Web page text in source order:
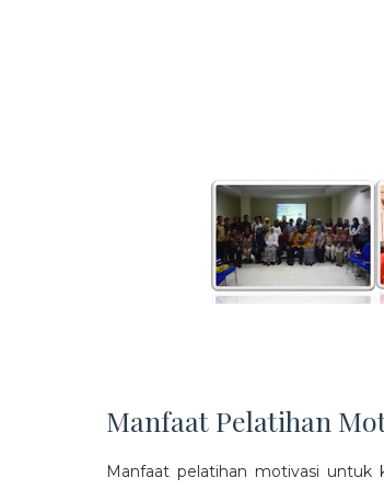
Manfaat Pelatihan
Manfaat pelatihan motivasi untuk